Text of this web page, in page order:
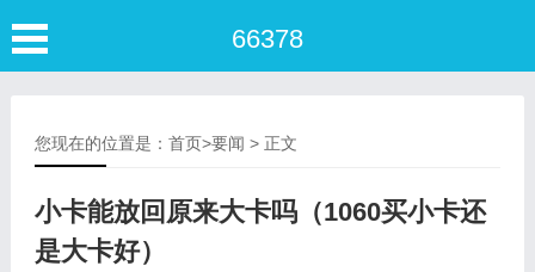
66378
您现在的位置是： 首页>要闻 > 正文
小卡能放回原来大卡吗（1060买小卡还
是大卡好）